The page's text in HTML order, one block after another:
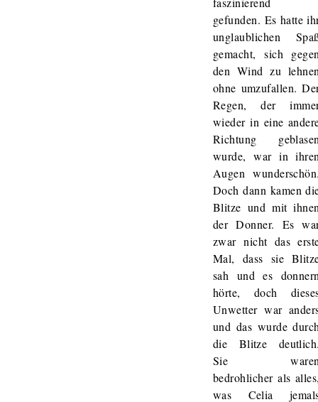
gefunden. Es hatte
unglaublichen
gemacht, sich
den Wind zu
ohne umzufallen.
Regen, der
wieder in eine
Richtung
wurde, war in
Augen
Doch dann kamen
Blitze und mit
der Donner. Es
zwar nicht das
Mal, dass sie
sah und es
hörte, doch
Unwetter war
und das wurde
die Blitze
Sie
bedrohlicher als
was Celia